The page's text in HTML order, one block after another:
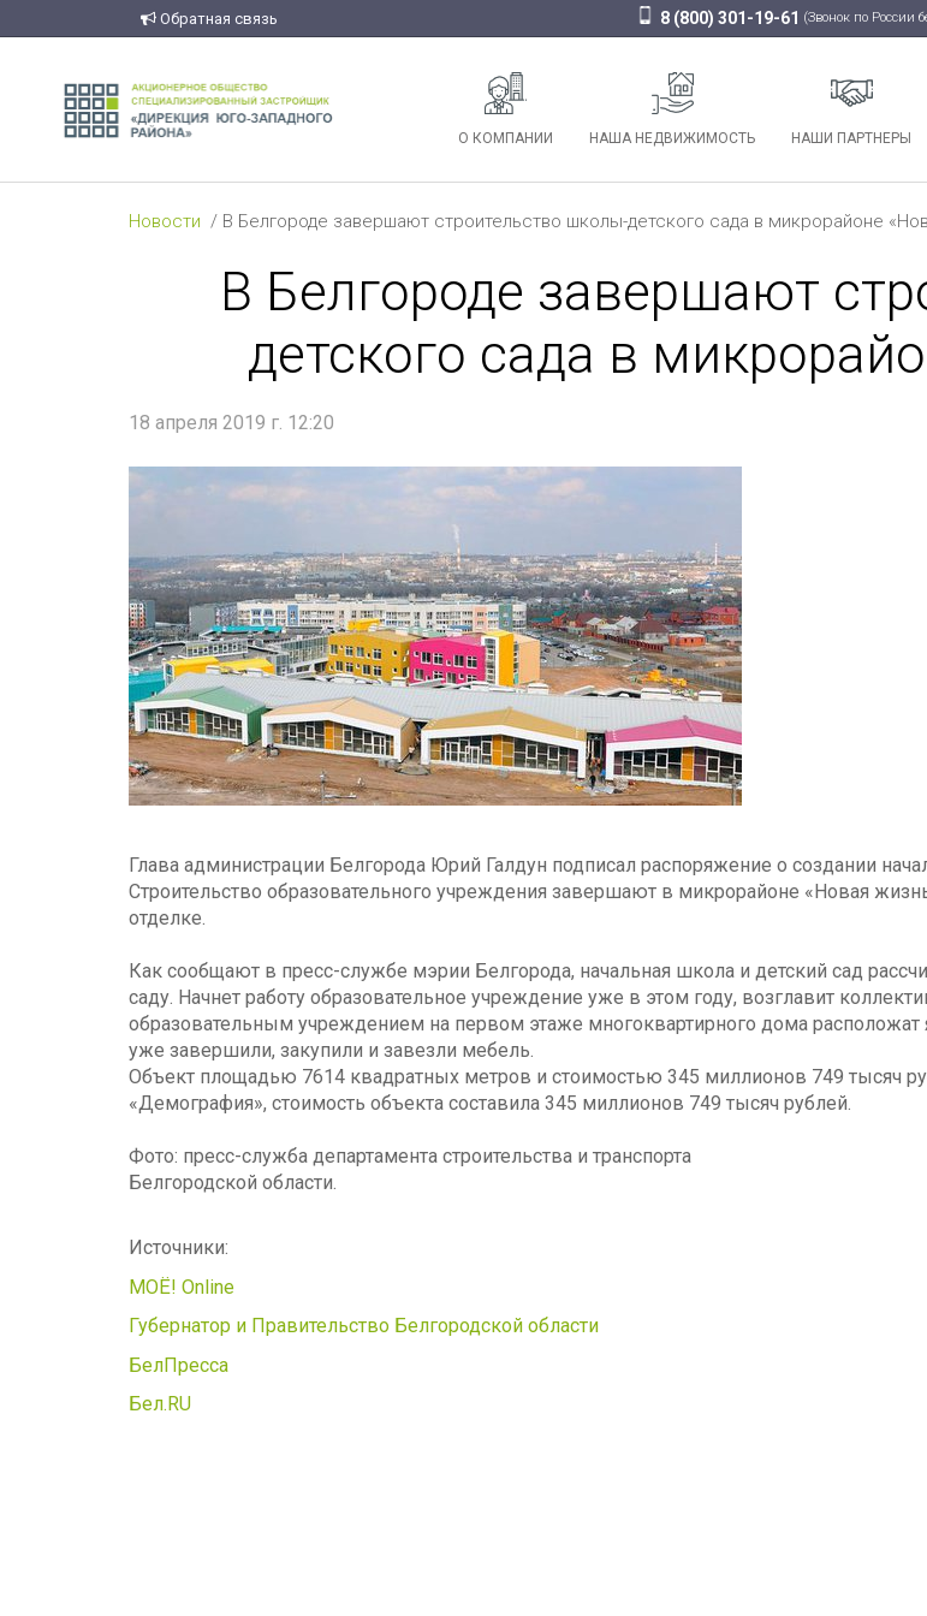
Обратная связь 8 (800) 301-19-61 (Звонок по России
О КОМПАНИИ НАША НЕДВИЖИМОСТЬ НАШИ ПАРТНЕРЫ
Новости В Белгороде завершают строительство школы-детского сада в микрорайоне
В Белгороде завершают
детского сада в
18 апреля 2019 г. 12:20
Глава администрации Белгорода Юрий Галдун подписал распоряжение о создании
Строительство образовательного учреждения завершают в микрорайоне «Новая
отделке.
Как сообщают в пресс-службе мэрии Белгорода, начальная школа и детский сад
саду. Начнет работу образовательное учреждение уже в этом году, возглавит
образовательным учреждением на первом этаже многоквартирного дома
уже завершили, закупили и завезли мебель.
Объект площадью 7614 квадратных метров и стоимостью 345 миллионов 749 тысяч
«Демография», стоимость объекта составила 345 миллионов 749 тысяч рублей.
Фото: пресс-служба департамента строительства и транспорта
Белгородской области.
Источники:
МОЁ! Online
Губернатор и Правительство Белгородской области
БелПресса
Бел.RU